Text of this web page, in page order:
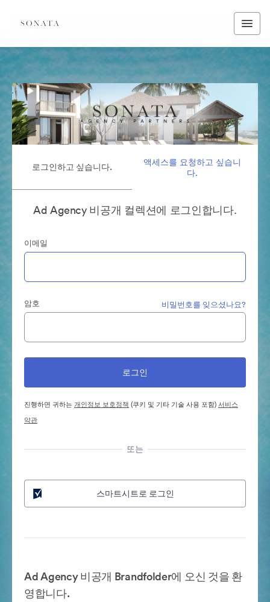
로그인하고 싶습니다.
액세스를 요청하고 싶습니
다.
Ad Agency 비공개 컬렉션에 로그인합니다.
이메일
암호 비밀번호를 잊으셨나요?
진행하면 귀하는개인정보 보호정책 (쿠키 및 기타 기술 사용 포함)서비스
약관
또는
스마트시트로 로그인
Ad Agency 비공개 Brandfolder에 오신 것을 환
영합니다.